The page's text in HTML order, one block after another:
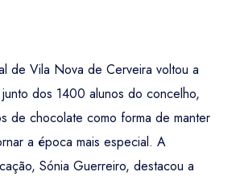
de Vila Nova de Cerveira voltou a
dos 1400 alunos do concelho,
de chocolate como forma de manter
a época mais especial. A
Sónia Guerreiro, destacou a